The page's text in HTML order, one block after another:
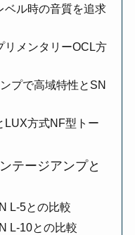
ル時の音質を追求
メンタリーOCL方
プで高域特性とSN
方式NF型トー
テージアンプと
L-5との比較
L-10との比較